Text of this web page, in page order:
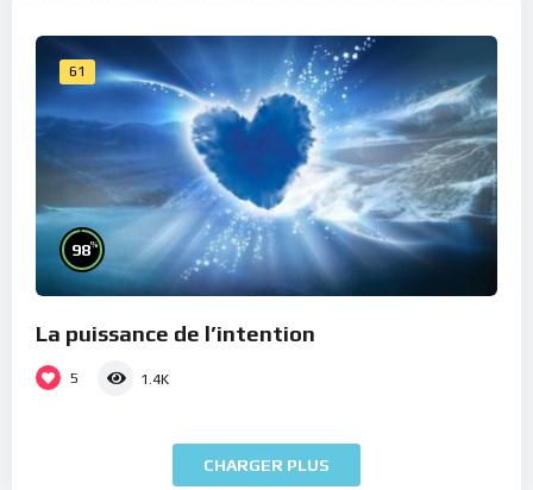
61
98%
La puissance de l’intention
5 1.4K
CHARGER PLUS